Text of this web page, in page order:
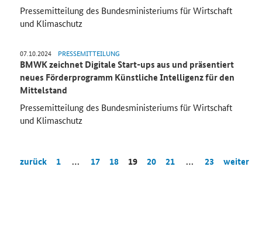
Pressemitteilung des Bundesministeriums für Wirtschaft
und Klimaschutz
07.10.2024 PRESSEMITTEILUNG
BMWK zeichnet Digitale Start-ups aus und präsentiert
neues Förderprogramm Künstliche Intelligenz für den
Mittelstand
Pressemitteilung des Bundesministeriums für Wirtschaft
und Klimaschutz
zurück 1 … 17 18 19 20 21 … 23 weiter